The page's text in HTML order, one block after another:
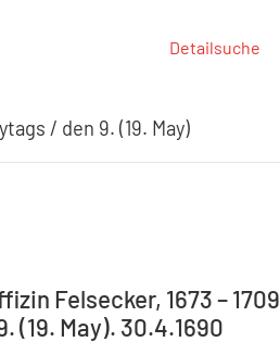
Detailsuche
/ den 9. (19. May)
Felsecker, 1673 – 1709
(19. May). 30.4.1690